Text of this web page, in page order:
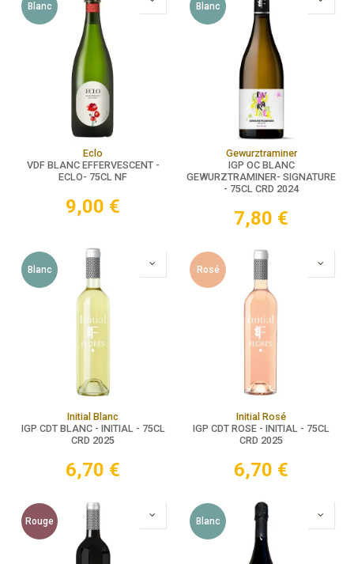
Blanc
Eclo
VDF BLANC EFFERVESCENT -
ECLO- 75CL NF
9,00 €
Blanc
Gewurztraminer
IGP OC BLANC
GEWURZTRAMINER- SIGNATURE
- 75CL CRD 2024
7,80 €
Blanc
Initial Blanc
IGP CDT BLANC - INITIAL - 75CL
CRD 2025
6,70 €
Rosé
Initial Rosé
IGP CDT ROSE - INITIAL - 75CL
CRD 2025
6,70 €
Rouge Blanc